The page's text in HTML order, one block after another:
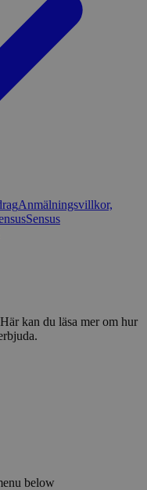
Anmälningsvillkor,
Sensus
kan du läsa mer om hur
below